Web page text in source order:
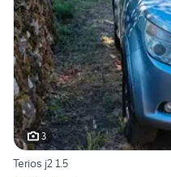
3
Terios j2 1.5